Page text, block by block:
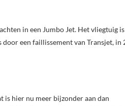
in een Jumbo Jet. Het vliegtuig is
een faillissement van Transjet, in
is hier nu meer bijzonder aan dan